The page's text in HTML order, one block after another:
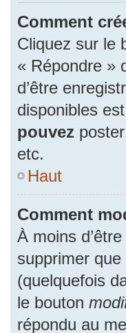
Comment
Cliquez sur le
« Répondre »
d’être
disponibles
pouvez
etc.
Haut
Comment
À moins
supprimer
(quelquefois
le bouton
répondu au